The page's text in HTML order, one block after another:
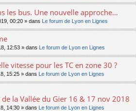
les bus. Une nouvelle approche...
00:20 » dans Le forum de Lyon en Lignes
12:53 » dans Le forum de Lyon en Lignes
vitesse pour les TC en zone 30 ?
15:25 » dans Le forum de Lyon en Lignes
la Vallée du Gier 16 & 17 nov 2018
14:30 » dans Le forum de Lyon en Lignes